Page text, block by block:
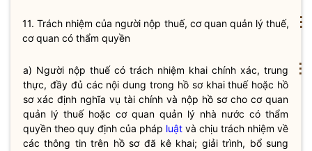
11. Trách nhiệm của người nộp thuế, cơ quan quản lýthuế,
cơ quan có thẩm quyền
a) Người nộp thuếcó trách nhiệm khai chính xác, trung
thực, đầy đủ các nội dung trong hồ sơ khaithuếhoặc hồ
sơ xác định nghĩa vụ tài chính và nộp hồ sơ cho cơ quan
quản lý thuếhoặc cơ quan quản lý nhà nước có thẩm
quyền theo quy định của pháp luật và chịu trách nhiệm về
các thông tin trên hồ sơ đã kê khai; giải trình, bổ sung
⋮
⋮